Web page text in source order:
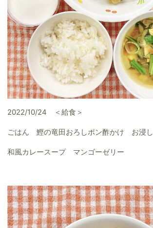
2022/10/24 ＜給食＞
ごはん 鰹の竜田おろしポン酢かけ お浸し
和風カレースープ マンゴーゼリー